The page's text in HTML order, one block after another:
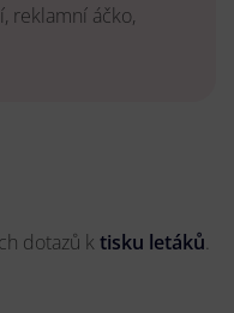
reklamní áčko,
dotazů k tisku letáků.